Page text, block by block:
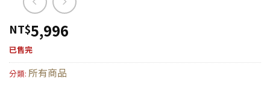
NT$5,996
已售完
分類: 所有商品